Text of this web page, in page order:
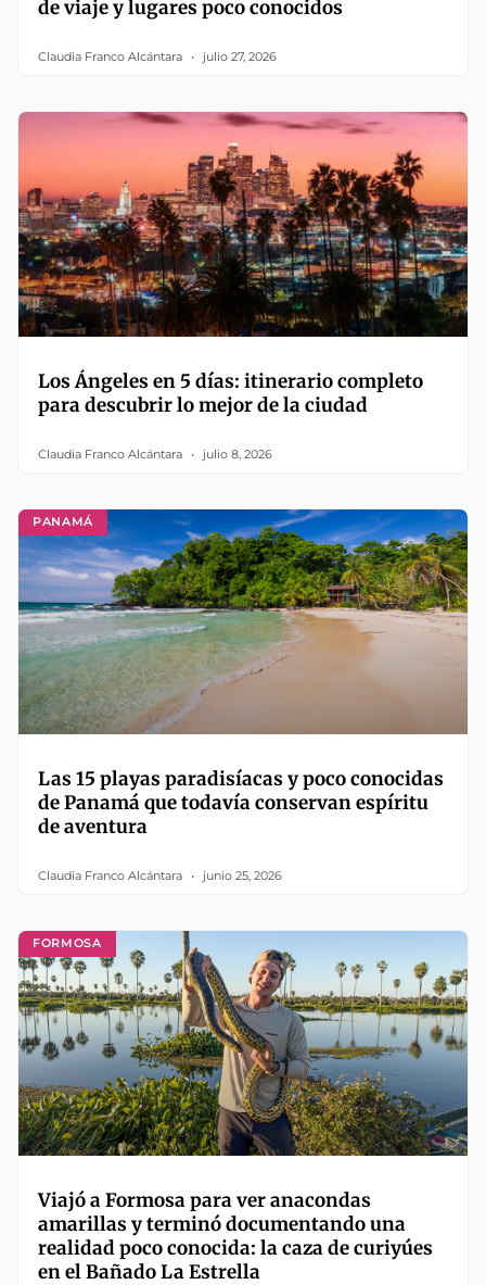
de viaje y lugares poco conocidos
Claudia Franco Alcántara julio 27, 2026
Los Ángeles en 5 días: itinerario completo
para descubrir lo mejor de la ciudad
Claudia Franco Alcántara julio 8, 2026
PANAMÁ
Las 15 playas paradisíacas y poco conocidas
de Panamá que todavía conservan espíritu
de aventura
Claudia Franco Alcántara junio 25, 2026
FORMOSA
Viajó a Formosa para ver anacondas
amarillas y terminó documentando una
realidad poco conocida: la caza de curiyúes
en el Bañado La Estrella